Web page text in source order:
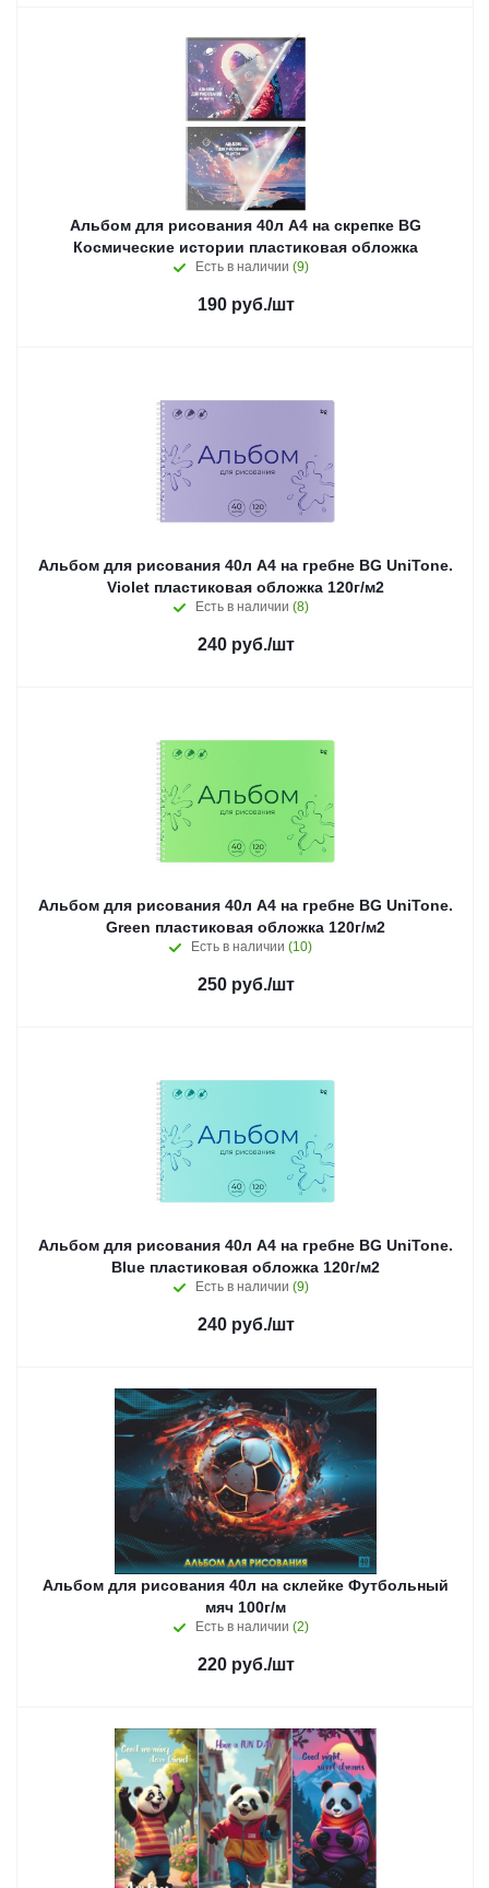
Альбом для рисования 40л А4 на скрепке BG
Космические истории пластиковая обложка
Есть в наличии (9)
190руб./шт
Альбом для рисования 40л А4 на гребне BG UniTone.
Violet пластиковая обложка 120г/м2
Есть в наличии (8)
240руб./шт
Альбом для рисования 40л А4 на гребне BG UniTone.
Green пластиковая обложка 120г/м2
Есть в наличии (10)
250руб./шт
Альбом для рисования 40л А4 на гребне BG UniTone.
Blue пластиковая обложка 120г/м2
Есть в наличии (9)
240руб./шт
Альбом для рисования 40л на склейке Футбольный
мяч 100г/м
Есть в наличии (2)
220руб./шт